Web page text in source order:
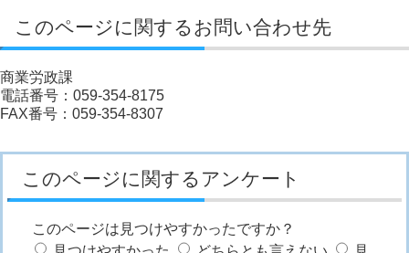
このページに関するお問い合わせ先
商業労政課
電話番号：059-354-8175
FAX番号：059-354-8307
このページに関するアンケート
このページは見つけやすかったですか？